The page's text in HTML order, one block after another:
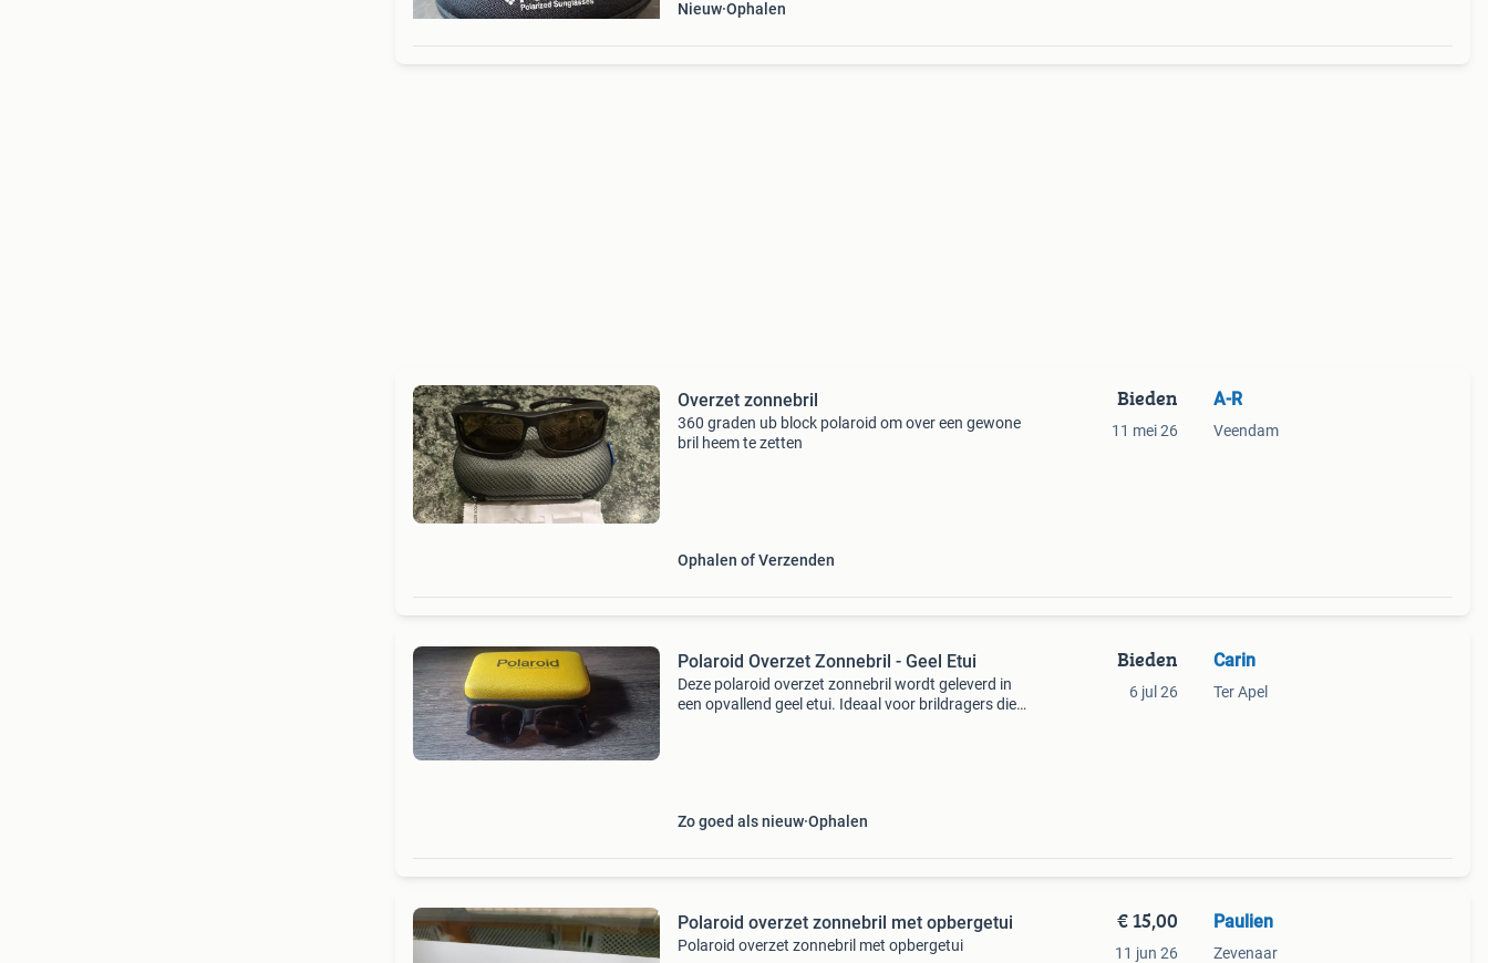
Nieuw Ophalen
Overzet zonnebril
360 graden ub block polaroid om over een gewone
bril heem te zetten
Ophalen of Verzenden
Bieden
11 mei 26
A-R
Veendam
Polaroid Overzet Zonnebril - Geel Etui
Deze polaroid overzet zonnebril wordt geleverd in
een opvallend geel etui. Ideaal voor brildragers die
Zo goed als nieuw Ophalen
Bieden
6 jul 26
Carin
Ter Apel
Polaroid overzet zonnebril met opbergetui
Polaroid overzet zonnebril met opbergetui
€ 15,00
11 jun 26
Paulien
Zevenaar